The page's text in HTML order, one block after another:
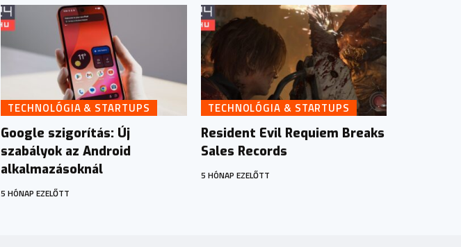
TECHNOLÓGIA & STARTUPS
Google szigorítás: Új
szabályok az Android
alkalmazásoknál
5 HÓNAP EZELŐTT
TECHNOLÓGIA & STARTUPS
Resident Evil Requiem Breaks
Sales Records
5 HÓNAP EZELŐTT